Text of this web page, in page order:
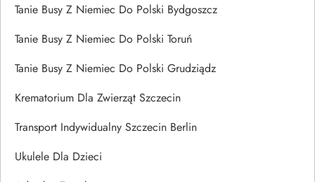
Tanie Busy Z Niemiec Do Polski Bydgoszcz
Tanie Busy Z Niemiec Do Polski Toruń
Tanie Busy Z Niemiec Do Polski Grudziądz
Krematorium Dla Zwierząt Szczecin
Transport Indywidualny Szczecin Berlin
Ukulele Dla Dzieci